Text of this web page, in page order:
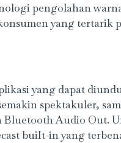
pengolahan
yang tertarik
yang dapat
spektakuler,
Bluetooth Audio Out.
buiIt-in yang